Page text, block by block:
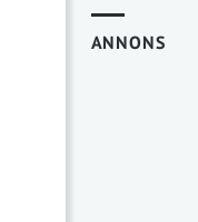
ANNONS